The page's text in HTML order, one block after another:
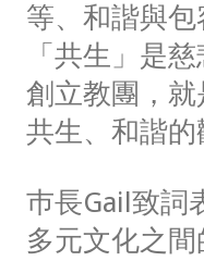
等、和諧與
「共生」是
創立教團，
共生、和諧
巿長Gail致詞
多元文化之